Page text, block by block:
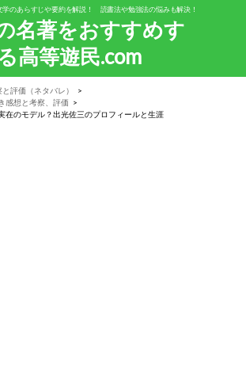
学のあらすじや要約を解説！ 読書法や勉強法の悩みも解決！
名著をおすすめす
高等遊民.com
評価（ネタバレ）
感想と考察、評価
在のモデル？出光佐三のプロフィールと生涯